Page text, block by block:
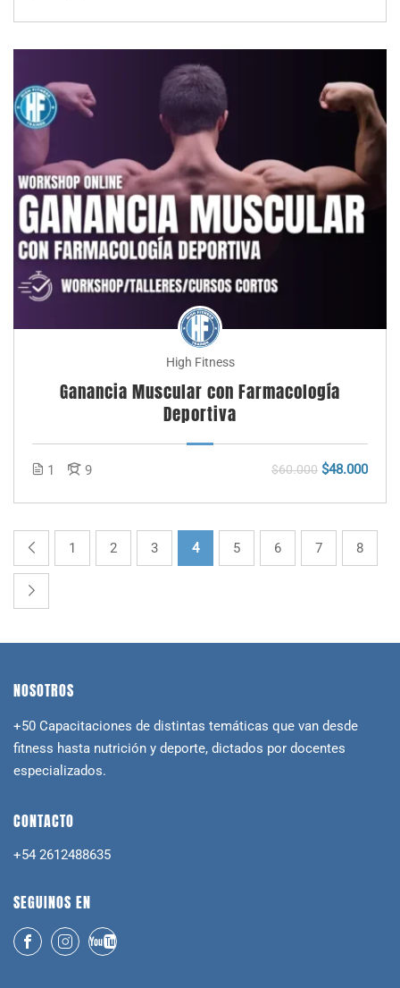
High Fitness
Ganancia Muscular con Farmacología
Deportiva
1 9 $60.000 $48.000
1 2 3 4 5 6 7 8
NOSOTROS
+50 Capacitaciones de distintas temáticas que van desde
fitness hasta nutrición y deporte, dictados por docentes
especializados.
CONTACTO
+54 2612488635
SEGUINOS EN